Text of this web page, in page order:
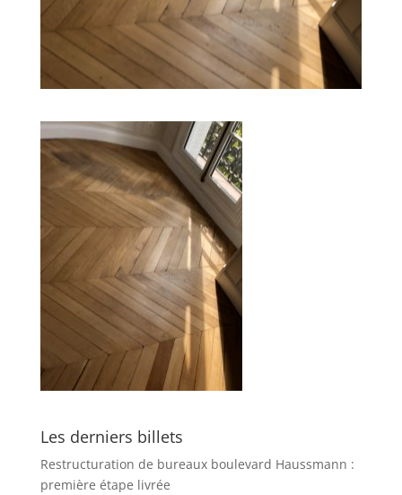
Les derniers billets
Restructuration de bureaux boulevard Haussmann :
première étape livrée